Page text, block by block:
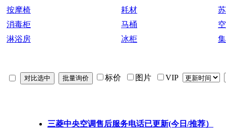
按摩椅
耗材
消毒柜
马桶
淋浴房
冰柜
标价 图片 VIP
三菱中央空调售后服务电话已更新(今日/推荐）